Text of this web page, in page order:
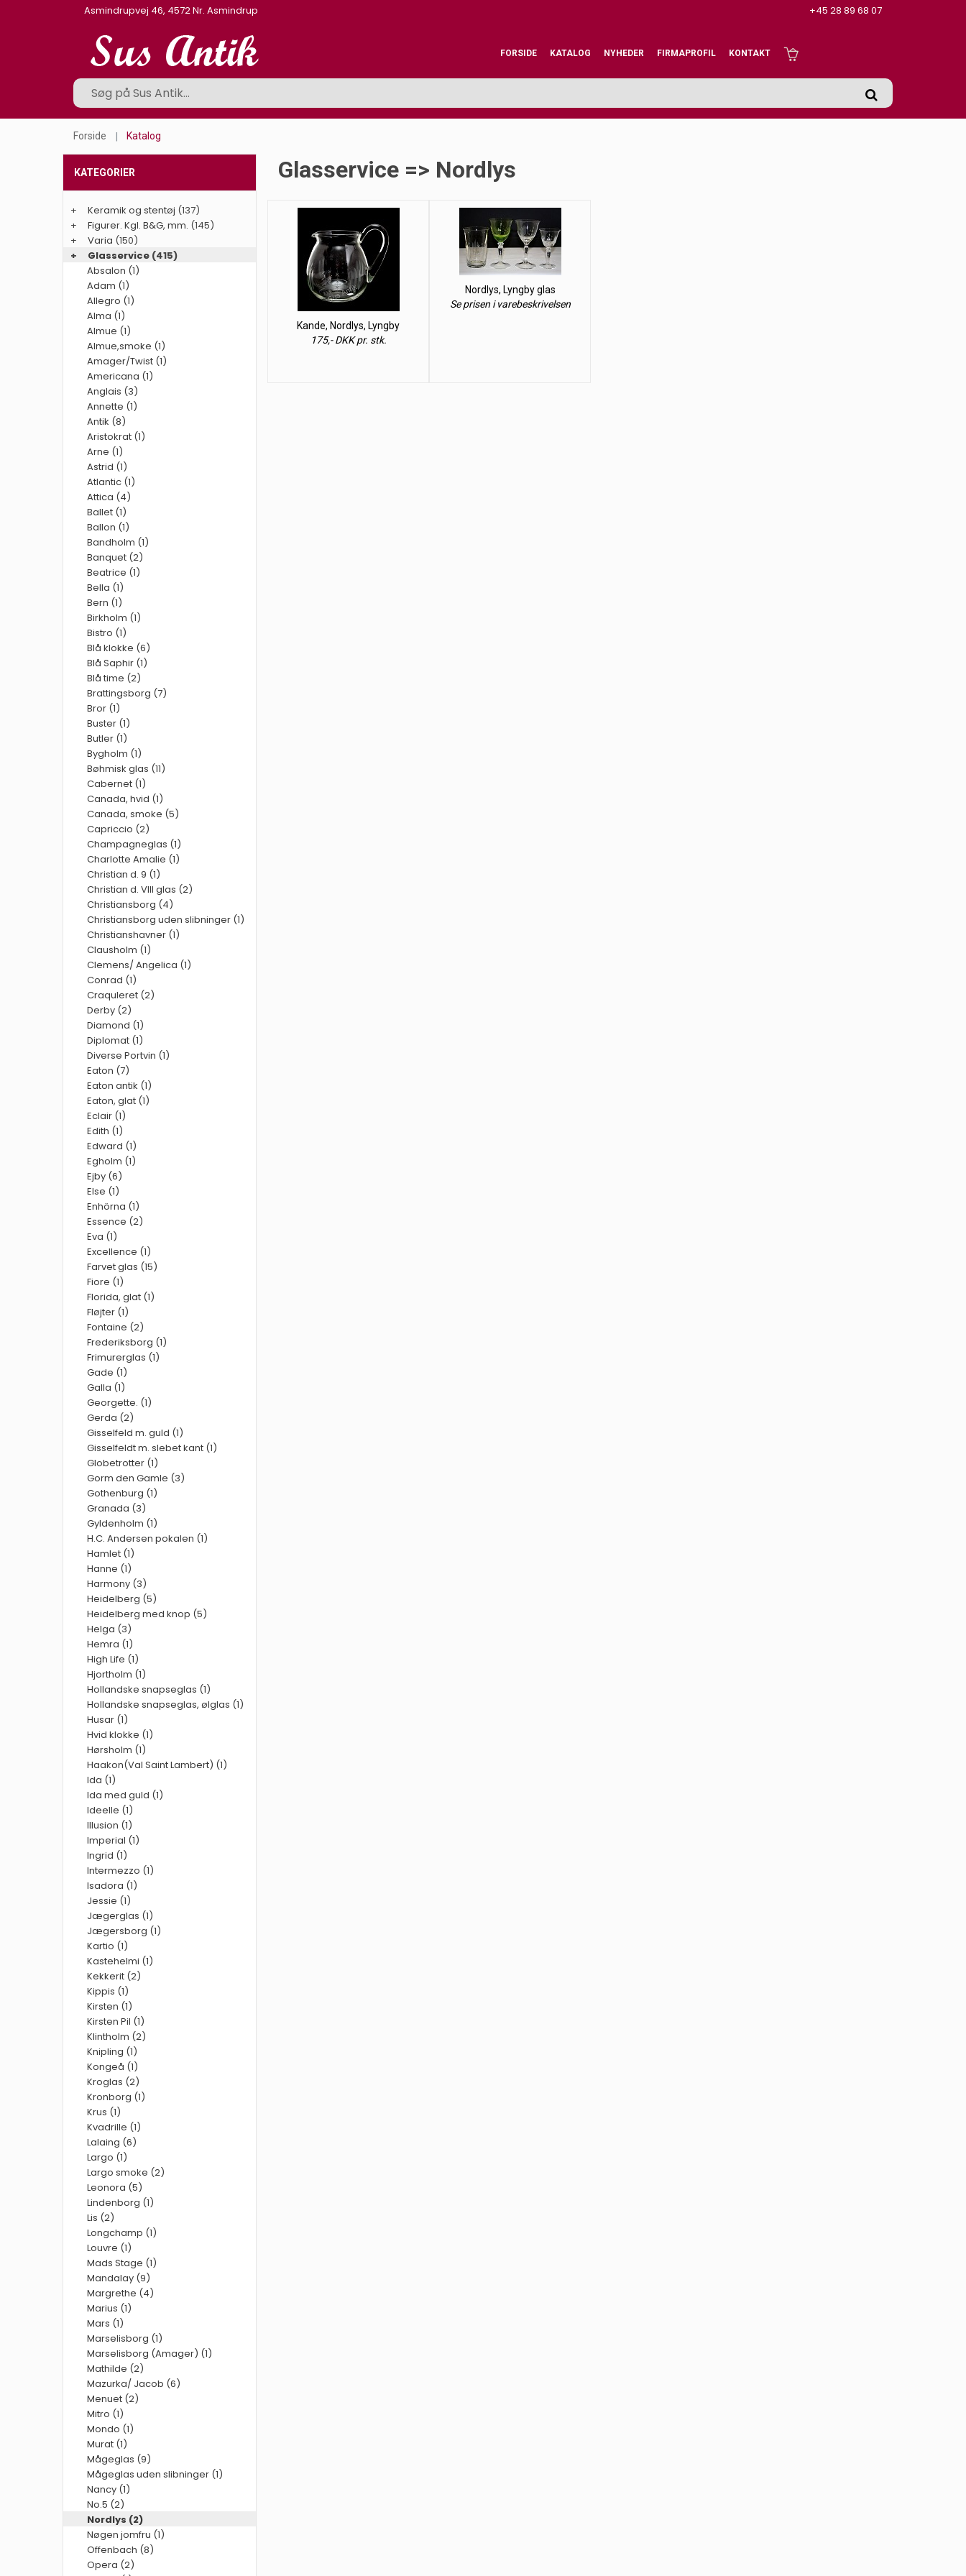
Asmindrupvej 46, 4572 Nr. Asmindrup +45 28 89 68 07
FORSIDE KATALOG NYHEDER FIRMAPROFIL KONTAKT
Forside Katalog
Glasservice => Nordlys
Kande, Nordlys, Lyngby
175,- DKK pr. stk.
Nordlys, Lyngby glas
Se prisen i varebeskrivelsen
KATEGORIER
+ Keramik og stentøj (137)
+
Figurer. Kgl. B&G, mm. (145)
+
Varia (150)
+
Glasservice (415)
Absalon (1)
Adam (1)
Allegro (1)
Alma (1)
Almue (1)
Almue,smoke (1)
Amager/Twist (1)
Americana (1)
Anglais (3)
Annette (1)
Antik (8)
Aristokrat (1)
Arne (1)
Astrid (1)
Atlantic (1)
Attica (4)
Ballet (1)
Ballon (1)
Bandholm (1)
Banquet (2)
Beatrice (1)
Bella (1)
Bern (1)
Birkholm (1)
Bistro (1)
Blå klokke (6)
Blå Saphir (1)
Blå time (2)
Brattingsborg (7)
Bror (1)
Buster (1)
Butler (1)
Bygholm (1)
Bøhmisk glas (11)
Cabernet (1)
Canada, hvid (1)
Canada, smoke (5)
Capriccio (2)
Champagneglas (1)
Charlotte Amalie (1)
Christian d. 9 (1)
Christian d. VIII glas (2)
Christiansborg (4)
Christiansborg uden slibninger (1)
Christianshavner (1)
Clausholm (1)
Clemens/ Angelica (1)
Conrad (1)
Craquleret (2)
Derby (2)
Diamond (1)
Diplomat (1)
Diverse Portvin (1)
Eaton (7)
Eaton antik (1)
Eaton, glat (1)
Eclair (1)
Edith (1)
Edward (1)
Egholm (1)
Ejby (6)
Else (1)
Enhörna (1)
Essence (2)
Eva (1)
Excellence (1)
Farvet glas (15)
Fiore (1)
Florida, glat (1)
Fløjter (1)
Fontaine (2)
Frederiksborg (1)
Frimurerglas (1)
Gade (1)
Galla (1)
Georgette. (1)
Gerda (2)
Gisselfeld m. guld (1)
Gisselfeldt m. slebet kant (1)
Globetrotter (1)
Gorm den Gamle (3)
Gothenburg (1)
Granada (3)
Gyldenholm (1)
H.C. Andersen pokalen (1)
Hamlet (1)
Hanne (1)
Harmony (3)
Heidelberg (5)
Heidelberg med knop (5)
Helga (3)
Hemra (1)
High Life (1)
Hjortholm (1)
Hollandske snapseglas (1)
Hollandske snapseglas, ølglas (1)
Husar (1)
Hvid klokke (1)
Hørsholm (1)
Haakon(Val Saint Lambert) (1)
Ida (1)
Ida med guld (1)
Ideelle (1)
Illusion (1)
Imperial (1)
Ingrid (1)
Intermezzo (1)
Isadora (1)
Jessie (1)
Jægerglas (1)
Jægersborg (1)
Kartio (1)
Kastehelmi (1)
Kekkerit (2)
Kippis (1)
Kirsten (1)
Kirsten Pil (1)
Klintholm (2)
Knipling (1)
Kongeå (1)
Kroglas (2)
Kronborg (1)
Krus (1)
Kvadrille (1)
Lalaing (6)
Largo (1)
Largo smoke (2)
Leonora (5)
Lindenborg (1)
Lis (2)
Longchamp (1)
Louvre (1)
Mads Stage (1)
Mandalay (9)
Margrethe (4)
Marius (1)
Mars (1)
Marselisborg (1)
Marselisborg (Amager) (1)
Mathilde (2)
Mazurka/ Jacob (6)
Menuet (2)
Mitro (1)
Mondo (1)
Murat (1)
Mågeglas (9)
Mågeglas uden slibninger (1)
Nancy (1)
No.5 (2)
Nordlys (2)
Nøgen jomfru (1)
Offenbach (8)
Opera (2)